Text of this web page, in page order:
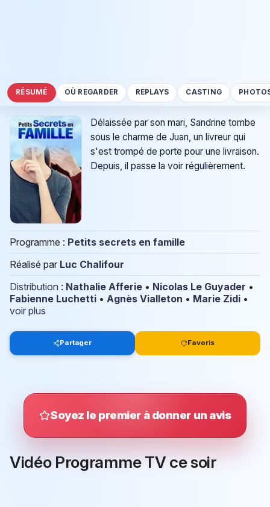
RÉSUMÉ OÙ REGARDER REPLAYS CASTING
Délaissée par son mari, Sandrine tombe
sous le charme de Juan, un livreur qui
s'est trompé de porte pour une livraison.
Depuis, il passe la voir régulièrement.
Programme : Petits secrets en famille
Réalisé par Luc Chalifour
Distribution : Nathalie Afferie • Nicolas Le Guyader •
Fabienne Luchetti • Agnès Vialleton • Marie Zidi •
voir plus
Partager Favoris
Soyez le premier à donner un avis
Vidéo Programme TV ce soir